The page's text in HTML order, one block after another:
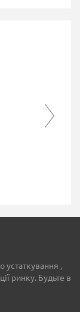
устаткування ,
ринку. Будьте в